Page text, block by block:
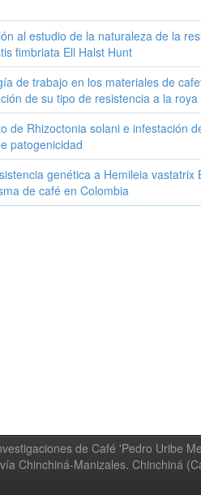
al estudio de la naturaleza de la
fimbriata Ell Halst Hunt
de trabajo en los materiales de
de su tipo de resistencia a la
de Rhizoctonia solani e infestación
patogenicidad
genética a Hemileia vastatrix
de café en Colombia
de Café 'Pedro Uribe
Chinchiná-Manizales. Chinchiná